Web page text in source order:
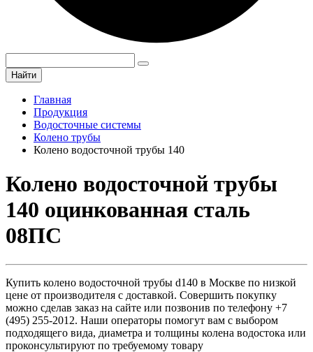
Найти
Главная
Продукция
Водосточные системы
Колено трубы
Колено водосточной трубы 140
Колено водосточной трубы
140 оцинкованная сталь
08ПС
Купить колено водосточной трубы d140 в Москве по низкой
цене от производителя с доставкой. Совершить покупку
можно сделав заказ на сайте или позвонив по телефону +7
(495) 255-2012. Наши операторы помогут вам с выбором
подходящего вида, диаметра и толщины колена водостока или
проконсультируют по требуемому товару